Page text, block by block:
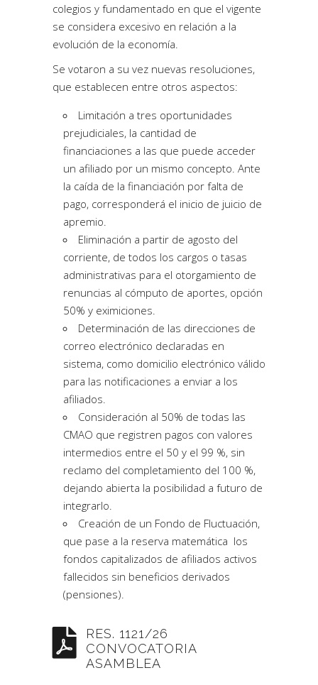
colegios y fundamentado en que el vigente
se considera excesivo en relación a la
evolución de la economía.
Se votaron a su vez nuevas resoluciones,
que establecen entre otros aspectos:
Limitación a tres oportunidades
prejudiciales, la cantidad de
financiaciones a las que puede acceder
un afiliado por un mismo concepto. Ante
la caída de la financiación por falta de
pago, corresponderá el inicio de juicio de
apremio.
Eliminación a partir de agosto del
corriente, de todos los cargos o tasas
administrativas para el otorgamiento de
renuncias al cómputo de aportes, opción
50% y eximiciones.
Determinación de las direcciones de
correo electrónico declaradas en
sistema, como domicilio electrónico válido
para las notificaciones a enviar a los
afiliados.
Consideración al 50% de todas las
CMAO que registren pagos con valores
intermedios entre el 50 y el 99 %, sin
reclamo del completamiento del 100 %,
dejando abierta la posibilidad a futuro de
integrarlo.
Creación de un Fondo de Fluctuación,
que pase a la reserva matemática los
fondos capitalizados de afiliados activos
fallecidos sin beneficios derivados
(pensiones).
RES. 1121/26
CONVOCATORIA
ASAMBLEA